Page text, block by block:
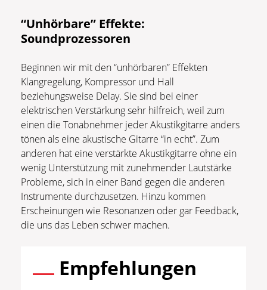
“Unhörbare” Effekte:
Soundprozessoren
Beginnen wir mit den “unhörbaren” Effekten
Klangregelung, Kompressor und Hall
beziehungsweise Delay. Sie sind bei einer
elektrischen Verstärkung sehr hilfreich, weil zum
einen die Tonabnehmer jeder Akustikgitarre anders
tönen als eine akustische Gitarre “in echt”. Zum
anderen hat eine verstärkte Akustikgitarre ohne ein
wenig Unterstützung mit zunehmender Lautstärke
Probleme, sich in einer Band gegen die anderen
Instrumente durchzusetzen. Hinzu kommen
Erscheinungen wie Resonanzen oder gar Feedback,
die uns das Leben schwer machen.
Empfehlungen